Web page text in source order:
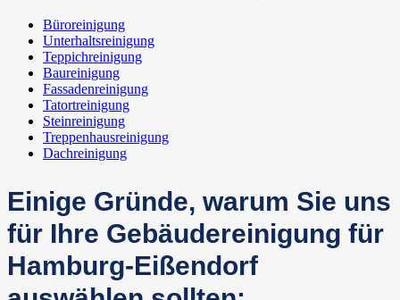
Büroreinigung
Unterhaltsreinigung
Teppichreinigung
Baureinigung
Fassadenreinigung
Tatortreinigung
Steinreinigung
Treppenhausreinigung
Dachreinigung
Einige Gründe, warum Sie uns
für Ihre Gebäudereinigung für
Hamburg-Eißendorf